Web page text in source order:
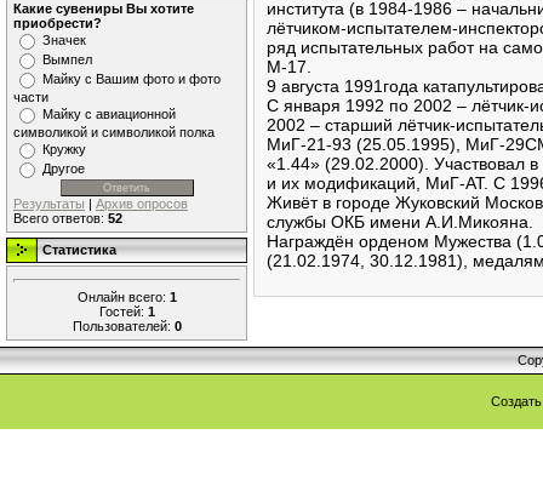
Какие сувениры Вы хотите
приобрести?
Значек
Вымпел
Майку с Вашим фото и фото
части
Майку с авиационной
символикой и символикой полка
Кружку
Другое
Результаты | Архив опросов
Всего ответов: 52
Статистика
Онлайн всего: 1
Гостей: 1
Пользователей: 0
института (в 1984-1986 –
лётчиком-испытателем-
ряд испытательных работ на
М-17.
9 августа 1991года
С января 1992 по 2002 –
2002 – старший лётчик-
МиГ-21-93 (25.05.1995), МиГ-
«1.44» (29.02.2000).
и их модификаций, МиГ-АТ. С
Живёт в городе Жуковский
службы ОКБ имени А.И.Микояна.
Награждён орденом Мужества
(21.02.1974, 30.12.1981),